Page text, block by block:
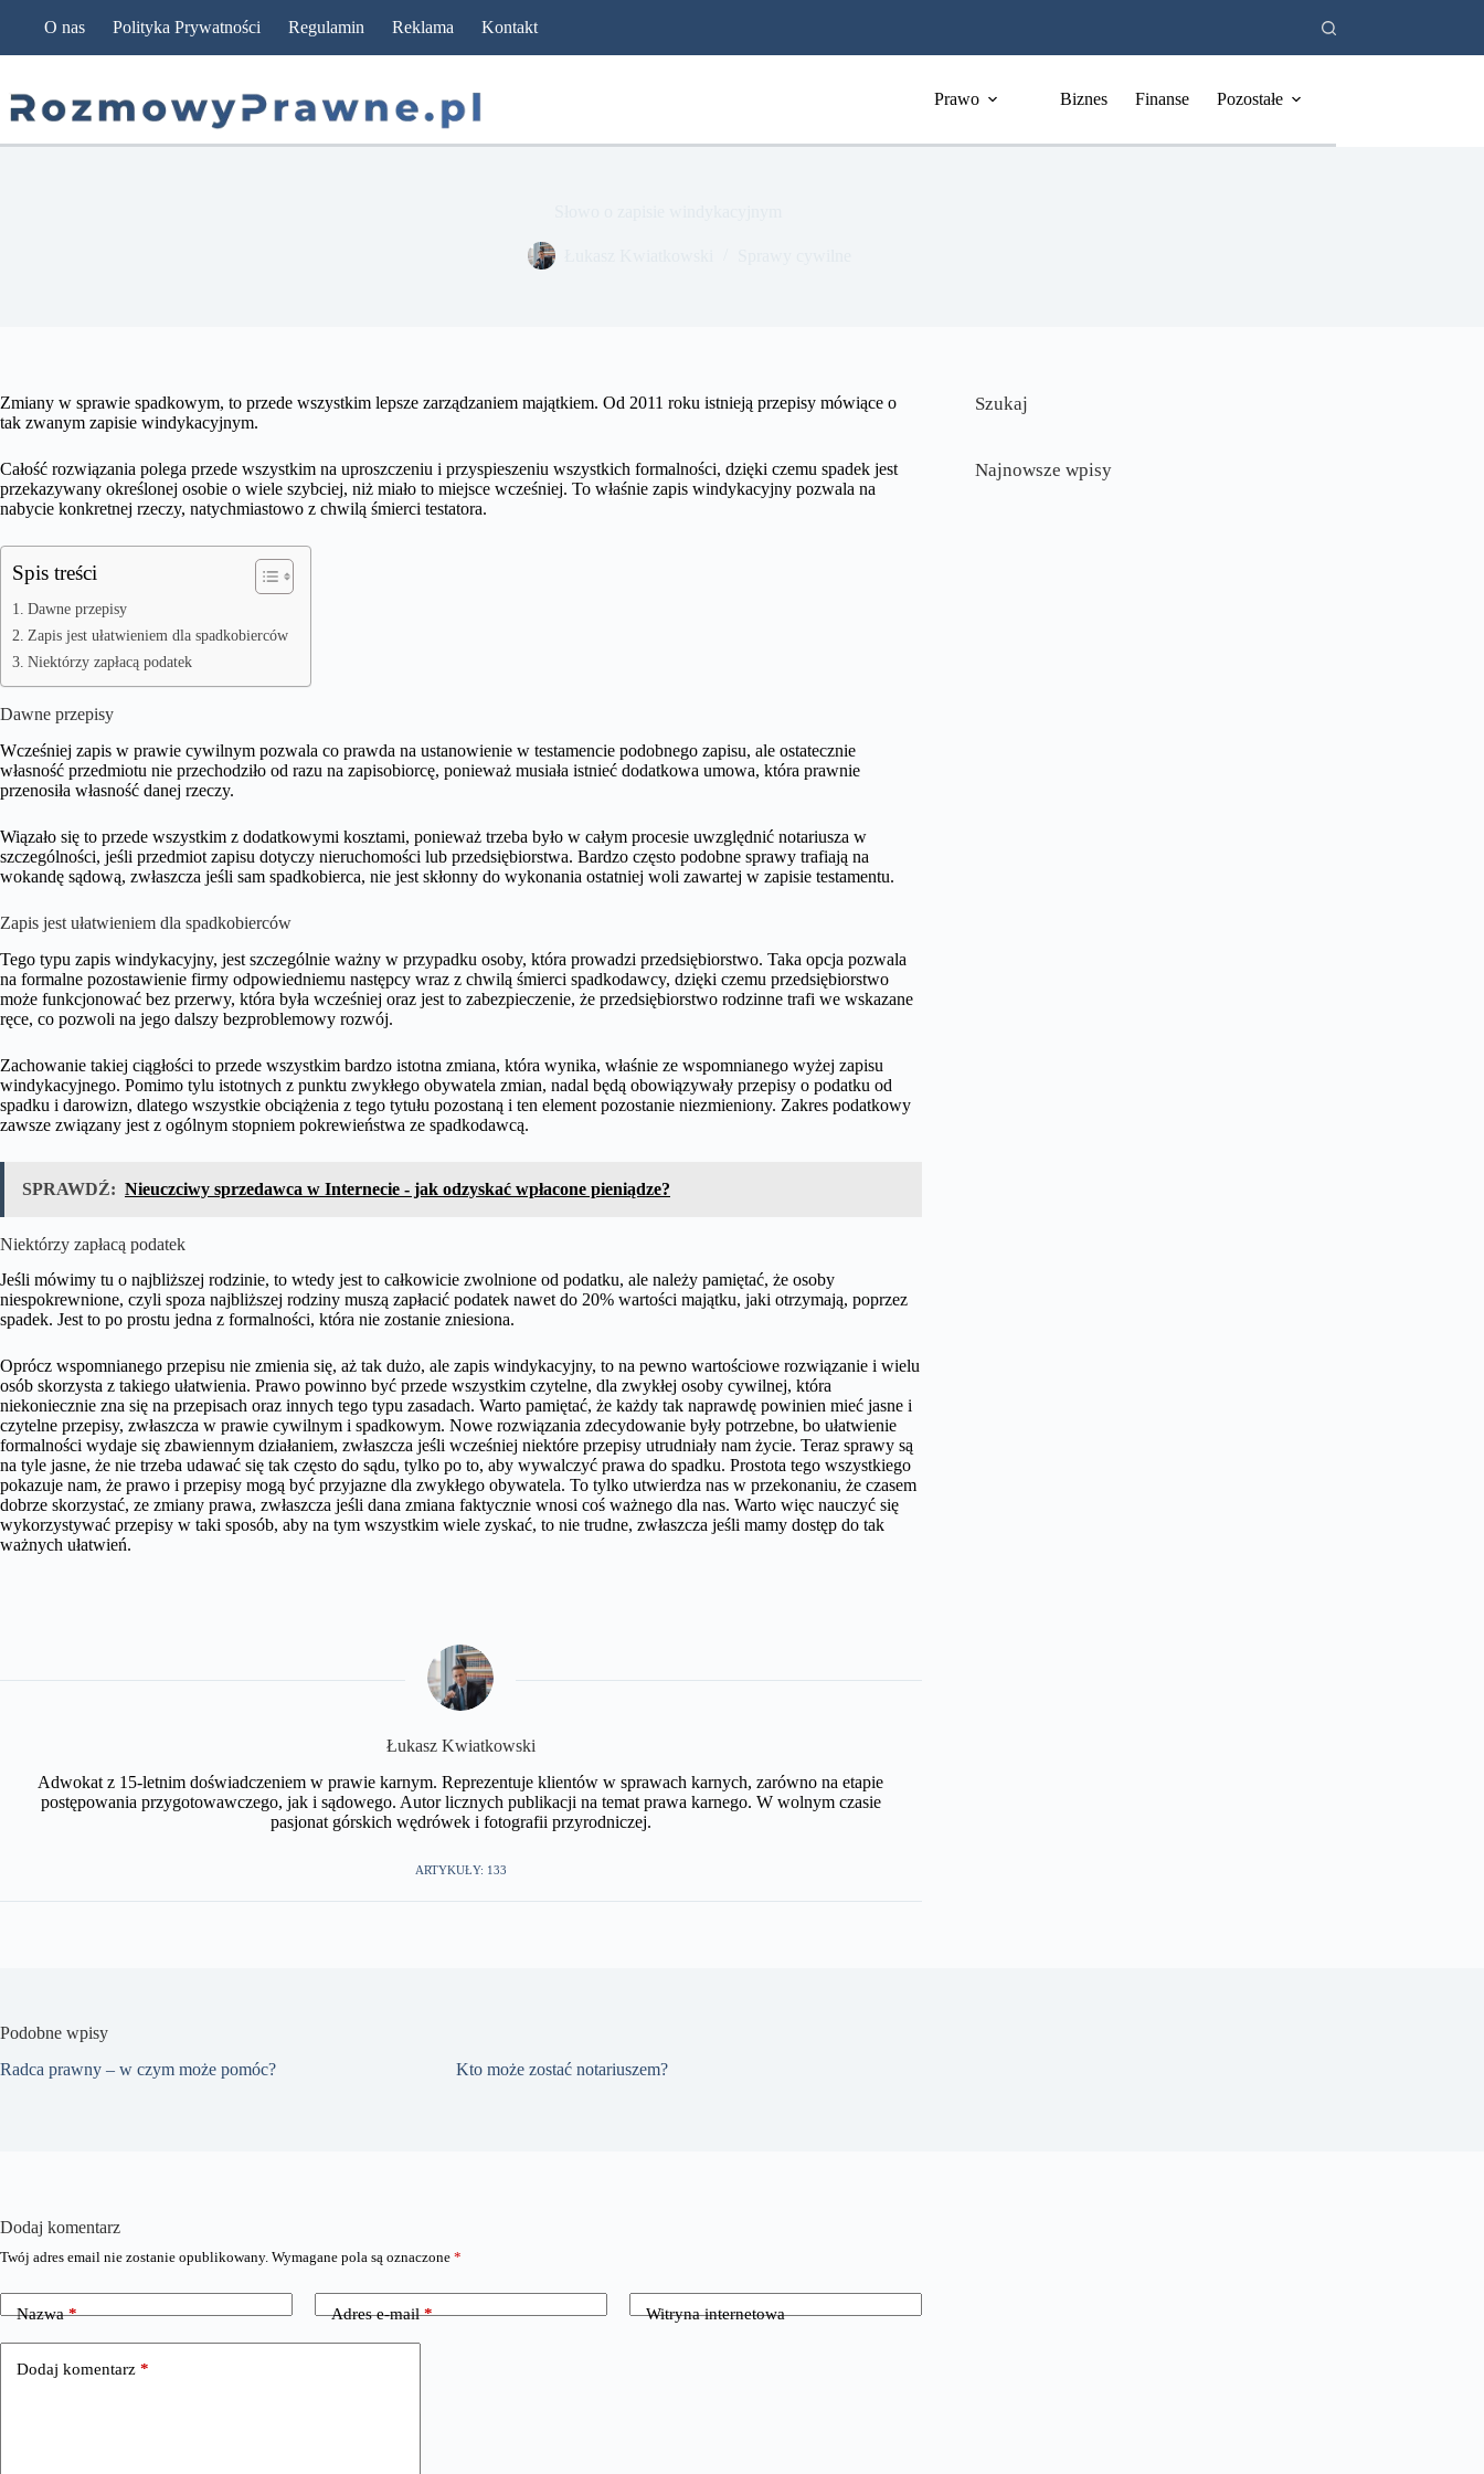
O nas Polityka Prywatności Regulamin Reklama Kontakt
Prawo Biznes Finanse Pozostałe
Zmiany w sprawie spadkowym, to przede wszystkim lepsze zarządzaniem majątkiem. Od 2011 roku istnieją przepisy mówiące o
tak zwanym zapisie windykacyjnym.
Całość rozwiązania polega przede wszystkim na uproszczeniu i przyspieszeniu wszystkich formalności, dzięki czemu spadek jest
przekazywany określonej osobie o wiele szybciej, niż miało to miejsce wcześniej. To właśnie zapis windykacyjny pozwala na
nabycie konkretnej rzeczy, natychmiastowo z chwilą śmierci testatora.
Spis treści
Dawne przepisy
Zapis jest ułatwieniem dla spadkobierców
Niektórzy zapłacą podatek
Dawne przepisy
Wcześniej zapis w prawie cywilnym pozwala co prawda na ustanowienie w testamencie podobnego zapisu, ale ostatecznie
własność przedmiotu nie przechodziło od razu na zapisobiorcę, ponieważ musiała istnieć dodatkowa umowa, która prawnie
przenosiła własność danej rzeczy.
Wiązało się to przede wszystkim z dodatkowymi kosztami, ponieważ trzeba było w całym procesie uwzględnić notariusza w
szczególności, jeśli przedmiot zapisu dotyczy nieruchomości lub przedsiębiorstwa. Bardzo często podobne sprawy trafiają na
wokandę sądową, zwłaszcza jeśli sam spadkobierca, nie jest skłonny do wykonania ostatniej woli zawartej w zapisie testamentu.
Zapis jest ułatwieniem dla spadkobierców
Tego typu zapis windykacyjny, jest szczególnie ważny w przypadku osoby, która prowadzi przedsiębiorstwo. Taka opcja pozwala
na formalne pozostawienie firmy odpowiedniemu następcy wraz z chwilą śmierci spadkodawcy, dzięki czemu przedsiębiorstwo
może funkcjonować bez przerwy, która była wcześniej oraz jest to zabezpieczenie, że przedsiębiorstwo rodzinne trafi we wskazane
ręce, co pozwoli na jego dalszy bezproblemowy rozwój.
Zachowanie takiej ciągłości to przede wszystkim bardzo istotna zmiana, która wynika, właśnie ze wspomnianego wyżej zapisu
windykacyjnego. Pomimo tylu istotnych z punktu zwykłego obywatela zmian, nadal będą obowiązywały przepisy o podatku od
spadku i darowizn, dlatego wszystkie obciążenia z tego tytułu pozostaną i ten element pozostanie niezmieniony. Zakres podatkowy
zawsze związany jest z ogólnym stopniem pokrewieństwa ze spadkodawcą.
SPRAWDŹ: Nieuczciwy sprzedawca w Internecie - jak odzyskać wpłacone pieniądze?
Niektórzy zapłacą podatek
Jeśli mówimy tu o najbliższej rodzinie, to wtedy jest to całkowicie zwolnione od podatku, ale należy pamiętać, że osoby
niespokrewnione, czyli spoza najbliższej rodziny muszą zapłacić podatek nawet do 20% wartości majątku, jaki otrzymają, poprzez
spadek. Jest to po prostu jedna z formalności, która nie zostanie zniesiona.
Oprócz wspomnianego przepisu nie zmienia się, aż tak dużo, ale zapis windykacyjny, to na pewno wartościowe rozwiązanie i wielu
osób skorzysta z takiego ułatwienia. Prawo powinno być przede wszystkim czytelne, dla zwykłej osoby cywilnej, która
niekoniecznie zna się na przepisach oraz innych tego typu zasadach. Warto pamiętać, że każdy tak naprawdę powinien mieć jasne i
czytelne przepisy, zwłaszcza w prawie cywilnym i spadkowym. Nowe rozwiązania zdecydowanie były potrzebne, bo ułatwienie
formalności wydaje się zbawiennym działaniem, zwłaszcza jeśli wcześniej niektóre przepisy utrudniały nam życie. Teraz sprawy są
na tyle jasne, że nie trzeba udawać się tak często do sądu, tylko po to, aby wywalczyć prawa do spadku. Prostota tego wszystkiego
pokazuje nam, że prawo i przepisy mogą być przyjazne dla zwykłego obywatela. To tylko utwierdza nas w przekonaniu, że czasem
dobrze skorzystać, ze zmiany prawa, zwłaszcza jeśli dana zmiana faktycznie wnosi coś ważnego dla nas. Warto więc nauczyć się
wykorzystywać przepisy w taki sposób, aby na tym wszystkim wiele zyskać, to nie trudne, zwłaszcza jeśli mamy dostęp do tak
ważnych ułatwień.
​Łukasz Kwiatkowski
Adwokat z 15-letnim doświadczeniem w prawie karnym. Reprezentuje klientów w sprawach karnych, zarówno na etapie
postępowania przygotowawczego, jak i sądowego. Autor licznych publikacji na temat prawa karnego. W wolnym czasie
pasjonat górskich wędrówek i fotografii przyrodniczej.​
ARTYKUŁY: 133
Szukaj
Najnowsze wpisy
Podobne wpisy
Radca prawny – w czym może pomóc?
Kto może zostać notariuszem?
Dodaj komentarz
Twój adres email nie zostanie opublikowany. Wymagane pola są oznaczone *
Nazwa* Adres e-mail* Witryna internetowa
Dodaj komentarz *